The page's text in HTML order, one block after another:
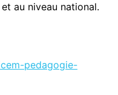
au niveau national.
pedagogie-